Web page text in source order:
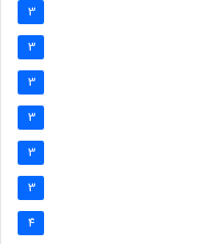
3
3
3
3
3
3
4